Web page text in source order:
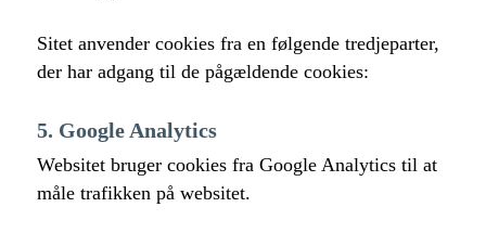
Sitet anvender cookies fra en følgende tredjeparter,
der har adgang til de pågældende cookies:
5. Google Analytics
Websitet bruger cookies fra Google Analytics til at
måle trafikken på websitet.